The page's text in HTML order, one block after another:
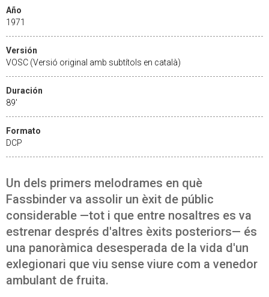
Año
1971
Versión
VOSC (Versió original amb subtítols en català)
Duración
89'
Formato
DCP
Un dels primers melodrames en què
Fassbinder va assolir un èxit de públic
considerable —tot i que entre nosaltres es va
estrenar després d'altres èxits posteriors— és
una panoràmica desesperada de la vida d'un
exlegionari que viu sense viure com a venedor
ambulant de fruita.